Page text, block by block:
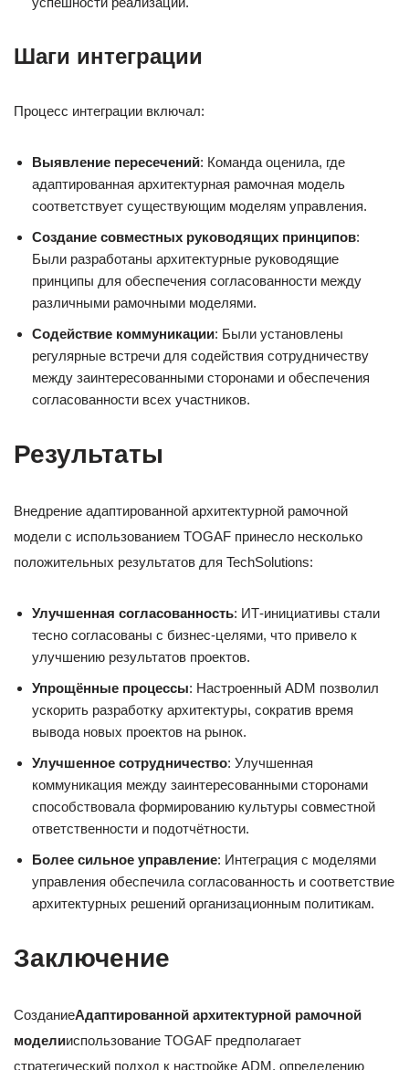
Шаги интеграции
Процесс интеграции включал:
Выявление пересечений: Команда оценила, где
адаптированная архитектурная рамочная модель
соответствует существующим моделям управления.
Создание совместных руководящих принципов:
Были разработаны архитектурные руководящие
принципы для обеспечения согласованности между
различными рамочными моделями.
Содействие коммуникации: Были установлены
регулярные встречи для содействия сотрудничеству
между заинтересованными сторонами и обеспечения
согласованности всех участников.
Результаты
Внедрение адаптированной архитектурной рамочной
модели с использованием TOGAF принесло несколько
положительных результатов для TechSolutions:
Улучшенная согласованность: ИТ-инициативы стали
тесно согласованы с бизнес-целями, что привело к
улучшению результатов проектов.
Упрощённые процессы: Настроенный ADM позволил
ускорить разработку архитектуры, сократив время
вывода новых проектов на рынок.
Улучшенное сотрудничество: Улучшенная
коммуникация между заинтересованными сторонами
способствовала формированию культуры совместной
ответственности и подотчётности.
Более сильное управление: Интеграция с моделями
управления обеспечила согласованность и соответствие
архитектурных решений организационным политикам.
Заключение
СозданиеАдаптированной архитектурной рамочной
моделииспользование TOGAF предполагает
стратегический подход к настройке ADM, определению